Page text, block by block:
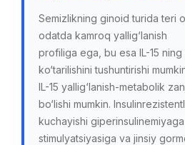
Semizlikning ginoid turida teri
odatda kamroq yallig‘lanish
profiliga ega, bu esa IL-15 ning
ko‘tarilishini tushuntirishi
IL-15 yallig‘lanish-metabolik
bo‘lishi mumkin.
kuchayishi
stimulyatsiyasiga va jinsiy